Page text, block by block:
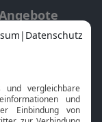
App
TV